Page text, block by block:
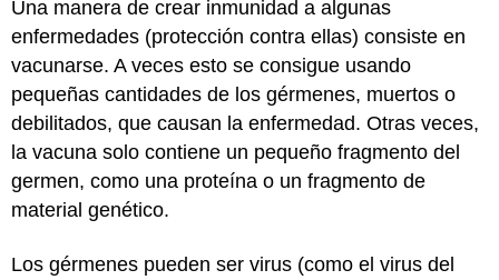
Una manera de crear inmunidad a algunas
enfermedades (protección contra ellas) consiste en
vacunarse. A veces esto se consigue usando
pequeñas cantidades de los gérmenes, muertos o
debilitados, que causan la enfermedad. Otras veces,
la vacuna solo contiene un pequeño fragmento del
germen, como una proteína o un fragmento de
material genético.
Los gérmenes pueden ser virus (como el virus del